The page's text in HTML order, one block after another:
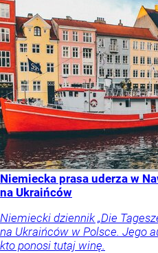
Niemiecka prasa uderza w
na Ukraińców
Niemiecki dziennik „Die
na Ukraińców w Polsce. Jego
kto ponosi tutaj winę.